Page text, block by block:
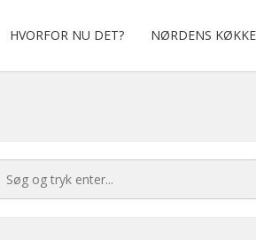
HVORFOR NU DET? NØRDENS